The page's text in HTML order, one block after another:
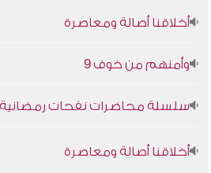
أخلاقنا أصالة ومعاصرة
وأمنهم من خوف 9
سلسلة محاضرات نفحات رمضانية 1444هـ
أخلاقنا أصالة ومعاصرة